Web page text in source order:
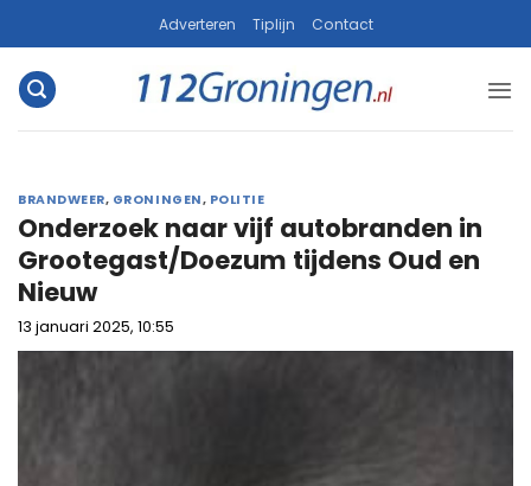
naar
inhoud
Adverteren Tiplijn Contact
BRANDWEER, GRONINGEN, POLITIE
Onderzoek naar vijf autobranden in
Grootegast/Doezum tijdens Oud en
Nieuw
13 januari 2025, 10:55